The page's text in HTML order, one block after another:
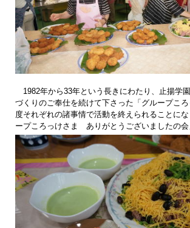
1982年から33年という長きにわたり、止揚学
づくりのご奉仕を続けて下さった「グループこ
度それぞれの諸事情で活動を終えられることに
ープころっけさま ありがとうございましたの会